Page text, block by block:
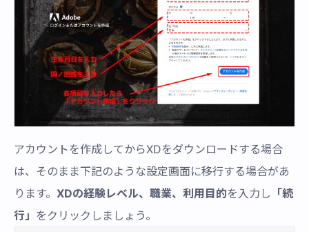
アカウントを作成してからXDをダウンロードする場合
は、そのまま下記のような設定画面に移行する場合があ
ります。 XDの経験レベル、職業、利用目的を入力し 「続
行」 をクリックしましょう。